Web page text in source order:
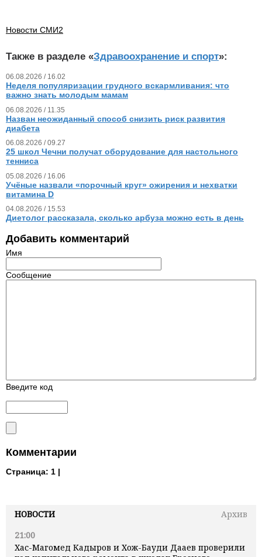
НОВОСТИ
Архив
21:00
Хас-Магомед Кадыров и Хож-Бауди Дааев проверили
Новости СМИ2
Также в разделе «Здравоохранение и спорт»:
06.08.2026 / 16.02
Неделя популяризации грудного вскармливания: что
важно знать молодым мамам
06.08.2026 / 11.35
Назван неожиданный способ снизить риск развития
диабета
06.08.2026 / 09.27
25 школ Чечни получат оборудование для настольного
тенниса
05.08.2026 / 16.06
Учёные назвали «порочный круг» ожирения и нехватки
витамина D
04.08.2026 / 15.53
Диетолог рассказала, сколько арбуза можно есть в день
Добавить комментарий
Имя
Сообщение
Введите код
Комментарии
Страница: 1 |